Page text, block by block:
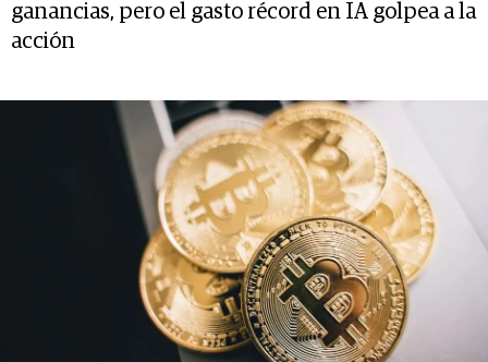
ganancias, pero el gasto récord en IA golpea a la
acción